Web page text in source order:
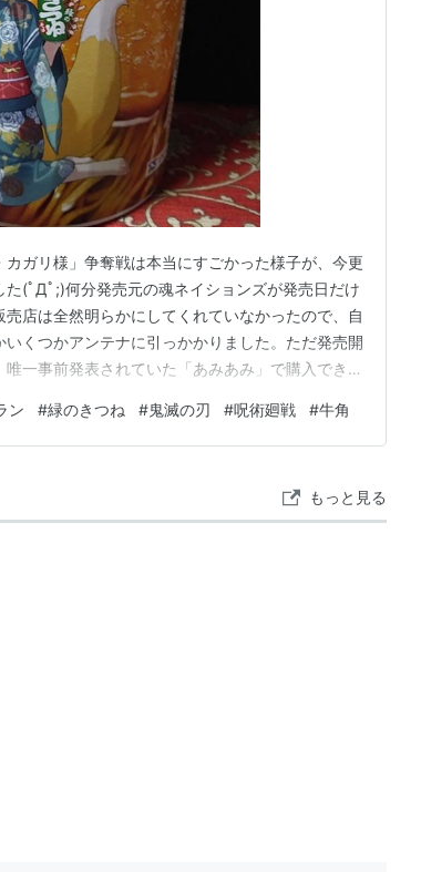
ガリ様」争奪戦は本当にすごかった様子が、今更
(ﾟДﾟ;)何分発売元の魂ネイションズが発売日だけ
店は全然明らかにしてくれていなかったので、自
くつかアンテナに引っかかりました。ただ発売開
一事前発表されていた「あみあみ」で購入できま
大型家電量販店も夕方からスタートだったみたい
で、涙をのんだ方…
ン #緑のきつね #鬼滅の刃 #呪術廻戦 #牛角
もっと見る